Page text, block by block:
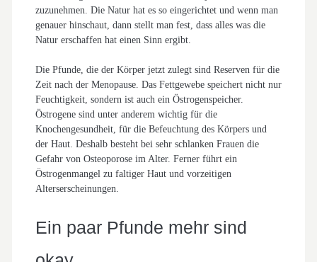
zuzunehmen. Die Natur hat es so eingerichtet und wenn man
genauer hinschaut, dann stellt man fest, dass alles was die
Natur erschaffen hat einen Sinn ergibt.
Die Pfunde, die der Körper jetzt zulegt sind Reserven für die
Zeit nach der Menopause. Das Fettgewebe speichert nicht nur
Feuchtigkeit, sondern ist auch ein Östrogenspeicher.
Östrogene sind unter anderem wichtig für die
Knochengesundheit, für die Befeuchtung des Körpers und
der Haut. Deshalb besteht bei sehr schlanken Frauen die
Gefahr von Osteoporose im Alter. Ferner führt ein
Östrogenmangel zu faltiger Haut und vorzeitigen
Alterserscheinungen.
Ein paar Pfunde mehr sind